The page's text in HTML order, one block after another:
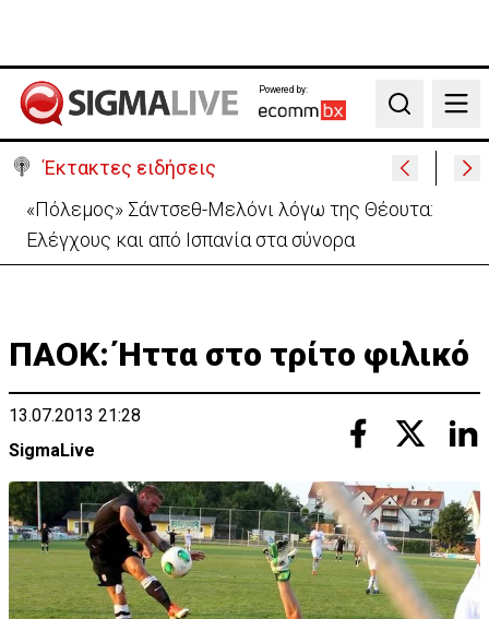
Powered by:
Search
Έκτακτες ειδήσεις
Απόπειρα φόνου σε μοναστήρι: 6ημερη κράτηση
στον μοναχό – Τι προηγήθηκε
ΠΑΟΚ: Ήττα στο τρίτο φιλικό
13.07.2013 21:28
SigmaLive